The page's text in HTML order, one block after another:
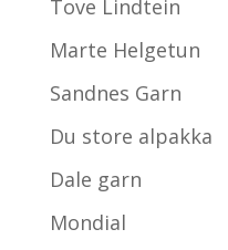
Tove Lindtein
Marte Helgetun
Sandnes Garn
Du store alpakka
Dale garn
Mondial